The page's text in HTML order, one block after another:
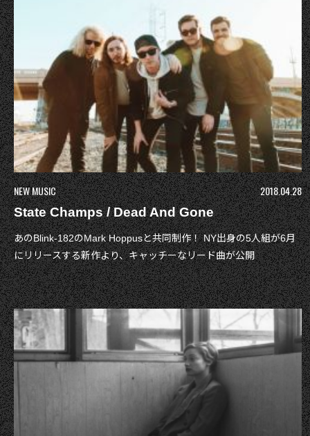
NEW MUSIC
2018.04.28
State Champs / Dead And Gone
あのBlink-182のMark Hoppusと共同制作！ NY出身の5人組が6月
にリリースする新作より、キャッチーなリード曲が公開